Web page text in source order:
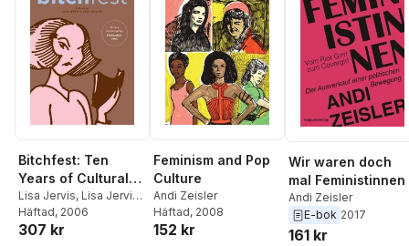
Bitchfest: Ten
Years of Cultural
Criticism from the
Pages of Bitch
Magazine
Lisa Jervis, Lisa Jervis ,
Andi Zeisler
Häftad, 2006
307 kr
Feminism and Pop
Culture
Andi Zeisler
Häftad, 2008
152 kr
Wir waren doch
mal Feministinnen
Andi Zeisler
E-bok 2017
161 kr